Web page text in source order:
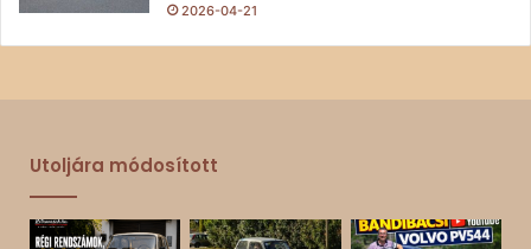
2026-04-21
Utoljára módosított